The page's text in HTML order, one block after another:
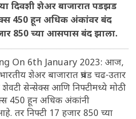
दिवशी शेअर बाजारात पडझड
450 हून अधिक अंकांवर बंद
850 च्या आसपास बंद झाला.
On 6th January 2023: आज,
शेअर बाजारात प्रचंड चढ-उतार
सेन्सेक्स आणि निफ्टीमध्ये मोठी
450 हून अधिक अंकांनी
तर निफ्टी 17 हजार 850 च्या